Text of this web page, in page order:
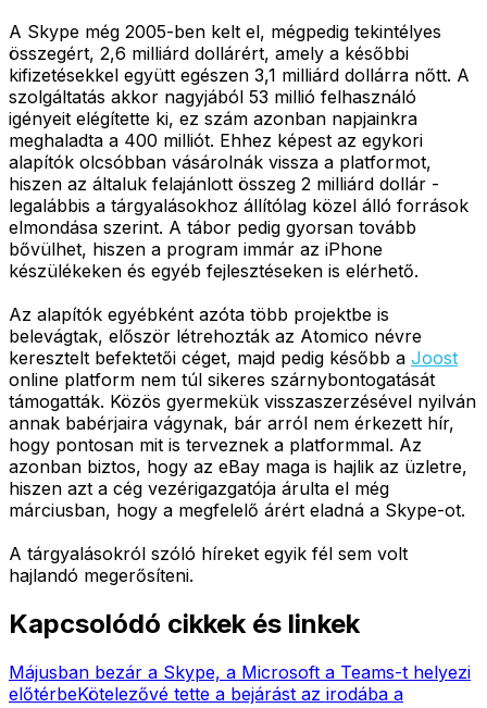
A Skype még 2005-ben kelt el, mégpedig tekintélyes
összegért, 2,6 milliárd dollárért, amely a későbbi
kifizetésekkel együtt egészen 3,1 milliárd dollárra nőtt. A
szolgáltatás akkor nagyjából 53 millió felhasználó
igényeit elégítette ki, ez szám azonban napjainkra
meghaladta a 400 milliót. Ehhez képest az egykori
alapítók olcsóbban vásárolnák vissza a platformot,
hiszen az általuk felajánlott összeg 2 milliárd dollár -
legalábbis a tárgyalásokhoz állítólag közel álló források
elmondása szerint. A tábor pedig gyorsan tovább
bővülhet, hiszen a program immár az iPhone
készülékeken és egyéb fejlesztéseken is elérhető.
Az alapítók egyébként azóta több projektbe is
belevágtak, először létrehozták az Atomico névre
keresztelt befektetői céget, majd pedig később a Joost
online platform nem túl sikeres szárnybontogatását
támogatták. Közös gyermekük visszaszerzésével nyilván
annak babérjaira vágynak, bár arról nem érkezett hír,
hogy pontosan mit is terveznek a platformmal. Az
azonban biztos, hogy az eBay maga is hajlik az üzletre,
hiszen azt a cég vezérigazgatója árulta el még
márciusban, hogy a megfelelő árért eladná a Skype-ot.
A tárgyalásokról szóló híreket egyik fél sem volt
hajlandó megerősíteni.
Kapcsolódó cikkek és linkek
Májusban bezár a Skype, a Microsoft a Teams-t helyezi
előtérbeKötelezővé tette a bejárást az irodába a